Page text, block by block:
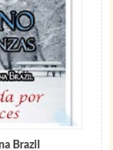
Brazil